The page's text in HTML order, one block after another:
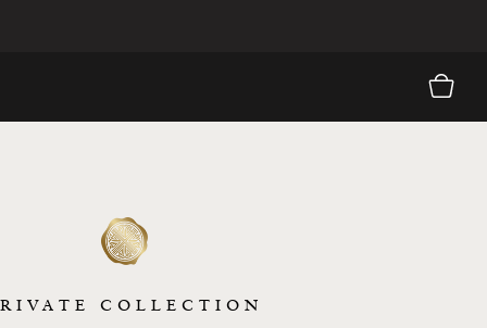
COLLECTION